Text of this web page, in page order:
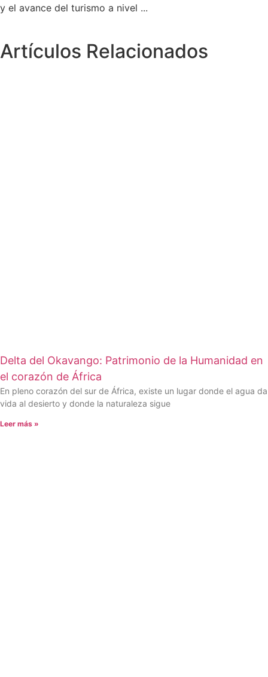
y el avance del turismo a nivel ...
Artículos Relacionados
Delta del Okavango: Patrimonio de la Humanidad en
el corazón de África
En pleno corazón del sur de África, existe un lugar donde el agua da
vida al desierto y donde la naturaleza sigue
Leer más »